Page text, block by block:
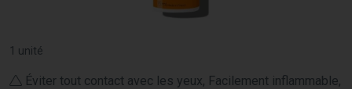
1 unité
Éviter tout contact avec les yeux, Facilement inflammable,